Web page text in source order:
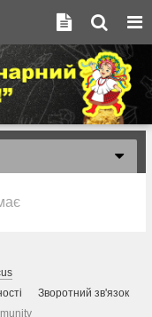
Зворотний зв'язок